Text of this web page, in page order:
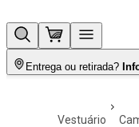
Entrega ou retirada?
vestuário